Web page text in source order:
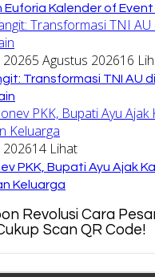
Euforia Kalender of Event
5 Agustus 202616
Transformasi TNI AU
14 Lihat
PKK, Bupati Ayu Ajak
Keluarga
Revolusi Cara
Scan QR Code!